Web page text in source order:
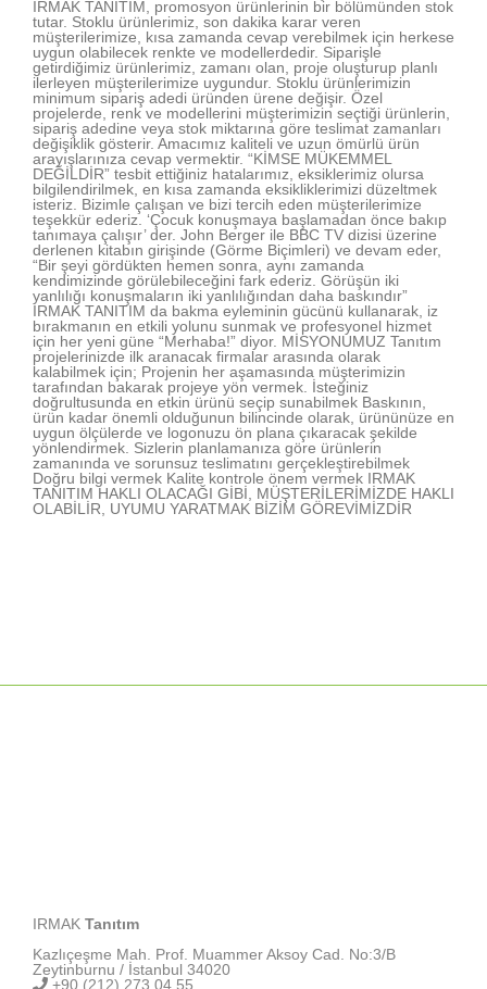
IRMAK TANITIM, promosyon ürünlerinin bir bölümünden stok
tutar. Stoklu ürünlerimiz, son dakika karar veren
müşterilerimize, kısa zamanda cevap verebilmek için herkese
uygun olabilecek renkte ve modellerdedir. Siparişle
getirdiğimiz ürünlerimiz, zamanı olan, proje oluşturup planlı
ilerleyen müşterilerimize uygundur. Stoklu ürünlerimizin
minimum sipariş adedi üründen ürene değişir. Özel
projelerde, renk ve modellerini müşterimizin seçtiği ürünlerin,
sipariş adedine veya stok miktarına göre teslimat zamanları
değişiklik gösterir. Amacımız kaliteli ve uzun ömürlü ürün
arayışlarınıza cevap vermektir. “KİMSE MÜKEMMEL
DEĞİLDİR” tesbit ettiğiniz hatalarımız, eksiklerimiz olursa
bilgilendirilmek, en kısa zamanda eksikliklerimizi düzeltmek
isteriz. Bizimle çalışan ve bizi tercih eden müşterilerimize
teşekkür ederiz. ‘Çocuk konuşmaya başlamadan önce bakıp
tanımaya çalışır’ der. John Berger ile BBC TV dizisi üzerine
derlenen kitabın girişinde (Görme Biçimleri) ve devam eder,
“Bir şeyi gördükten hemen sonra, aynı zamanda
kendimizinde görülebileceğini fark ederiz. Görüşün iki
yanlılığı konuşmaların iki yanlılığından daha baskındır”
IRMAK TANITIM da bakma eyleminin gücünü kullanarak, iz
bırakmanın en etkili yolunu sunmak ve profesyonel hizmet
için her yeni güne “Merhaba!” diyor. MİSYONUMUZ Tanıtım
projelerinizde ilk aranacak firmalar arasında olarak
kalabilmek için; Projenin her aşamasında müşterimizin
tarafından bakarak projeye yön vermek. İsteğiniz
doğrultusunda en etkin ürünü seçip sunabilmek Baskının,
ürün kadar önemli olduğunun bilincinde olarak, ürününüze en
uygun ölçülerde ve logonuzu ön plana çıkaracak şekilde
yönlendirmek. Sizlerin planlamanıza göre ürünlerin
zamanında ve sorunsuz teslimatını gerçekleştirebilmek
Doğru bilgi vermek Kalite kontrole önem vermek IRMAK
TANITIM HAKLI OLACAĞI GİBİ, MÜŞTERİLERİMİZDE HAKLI
OLABİLİR, UYUMU YARATMAK BİZİM GÖREVİMİZDİR
IRMAK Tanıtım
Kazlıçeşme Mah. Prof. Muammer Aksoy Cad. No:3/B
Zeytinburnu / İstanbul 34020
+90 (212) 273 04 55